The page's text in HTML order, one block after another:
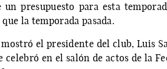
un presupuesto para esta
la temporada pasada.
el presidente del club, Luis
celebró en el salón de actos de la